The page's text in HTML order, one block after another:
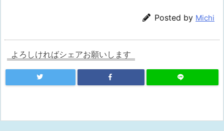
Posted by Michi
よろしければシェアお願いします